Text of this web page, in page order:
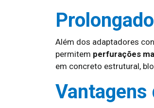
Além dos adaptadores
permitem perfurações
em concreto estrutural,
Vantagens